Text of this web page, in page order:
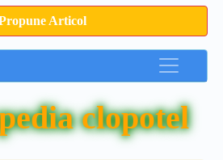
Articol
clopotel